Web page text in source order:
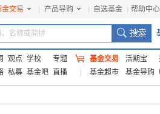
金交易 产品导购 自选基金 帮助中心
名称或简拼
观点 学校
专题
私募 基金吧 直播
基金交易 活期宝
基金超市
基金导购